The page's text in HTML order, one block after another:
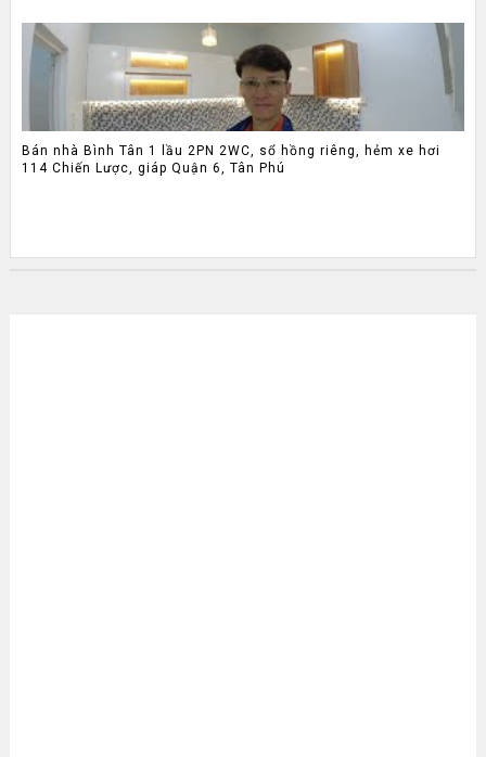
Bán nhà Bình Tân 1 lầu 2PN 2WC, sổ hồng riêng, hẻm xe hơi
114 Chiến Lược, giáp Quận 6, Tân Phú